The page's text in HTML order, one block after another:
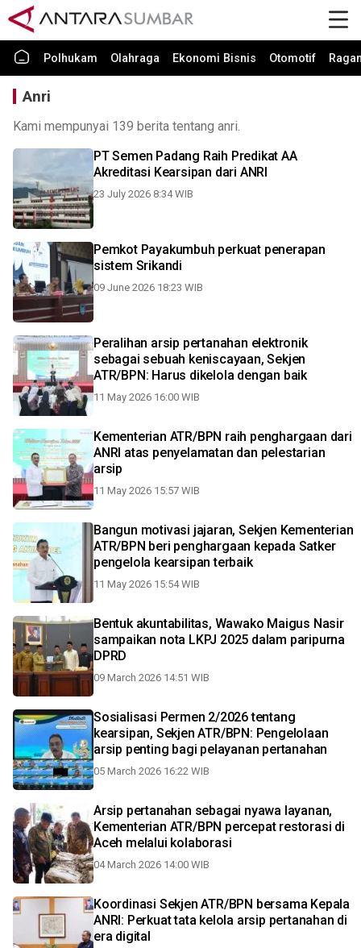
Polhukam Olahraga Ekonomi Bisnis Otomotif
Anri
Kami mempunyai 139 berita tentang anri.
PT Semen Padang Raih Predikat AA
Akreditasi Kearsipan dari ANRI
23 July 2026 8:34 WIB
Pemkot Payakumbuh perkuat penerapan
sistem Srikandi
09 June 2026 18:23 WIB
Peralihan arsip pertanahan elektronik
sebagai sebuah keniscayaan, Sekjen
ATR/BPN: Harus dikelola dengan baik
11 May 2026 16:00 WIB
Kementerian ATR/BPN raih penghargaan dari
ANRI atas penyelamatan dan pelestarian
arsip
11 May 2026 15:57 WIB
Bangun motivasi jajaran, Sekjen Kementerian
ATR/BPN beri penghargaan kepada Satker
pengelola kearsipan terbaik
11 May 2026 15:54 WIB
Bentuk akuntabilitas, Wawako Maigus Nasir
sampaikan nota LKPJ 2025 dalam paripurna
DPRD
09 March 2026 14:51 WIB
Sosialisasi Permen 2/2026 tentang
kearsipan, Sekjen ATR/BPN: Pengelolaan
arsip penting bagi pelayanan pertanahan
05 March 2026 16:22 WIB
Arsip pertanahan sebagai nyawa layanan,
Kementerian ATR/BPN percepat restorasi di
Aceh melalui kolaborasi
04 March 2026 14:00 WIB
Koordinasi Sekjen ATR/BPN bersama Kepala
ANRI: Perkuat tata kelola arsip pertanahan di
era digital